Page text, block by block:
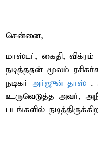
சென்னை,
மாஸ்டர், கைதி,
நடித்ததன் மூலம்
நடிகர் அர்ஜுன் தாஸ் .
உருவெடுத்த அவர்,
படங்களில்